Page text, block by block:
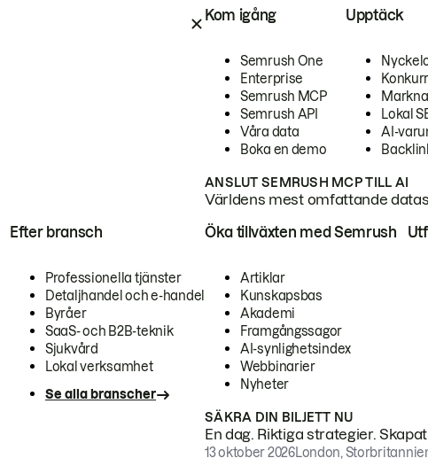
Kom igång
Semrush One
Enterprise
Semrush MCP
Semrush API
Våra data
Boka en demo
Upptäck
Lokal
AI-
ANSLUT SEMRUSH MCP TILL AI
Världens mest omfattande
Efter bransch
Professionella tjänster
Detaljhandel och e-handel
Byråer
SaaS- och B2B-teknik
Sjukvård
Lokal verksamhet
Se alla branscher
Öka tillväxten med Semrush
Artiklar
Kunskapsbas
Akademi
Framgångssagor
AI-synlighetsindex
Webbinarier
Nyheter
SÄKRA DIN BILJETT NU
En dag. Riktiga strategier.
13 oktober 2026London,